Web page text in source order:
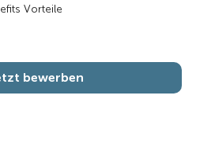
Vorteile
bewerben